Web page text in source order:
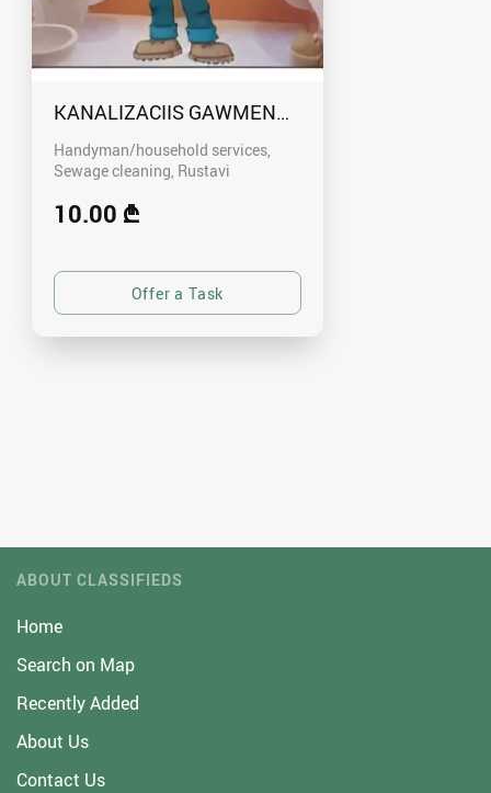
KANALIZACIIS GAWMENDA RUSTAVSHI -
Handyman/household services,
Sewage cleaning Rustavi
10.00 ₾
ABOUT CLASSIFIEDS
Home
Search on Map
Recently Added
About Us
Contact Us